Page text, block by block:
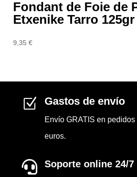
Fondant de Foie de
Etxenike Tarro 125gr
9,35€
Z Gastos de envío
Envío GRATIS en
euros.
 Soporte online 24/7